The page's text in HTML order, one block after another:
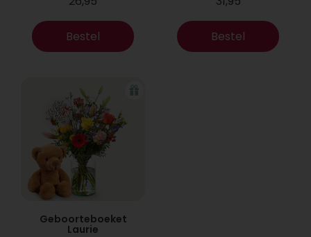
Bestel Bestel
Geboorteboeket
Laurie